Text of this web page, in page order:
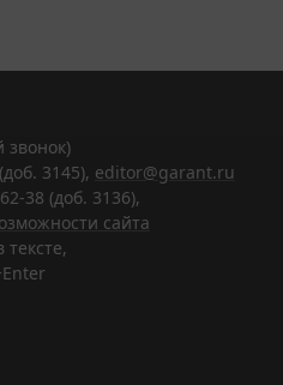
звонок)
3145), editor@garant.ru
38 (доб. 3136),
сайта